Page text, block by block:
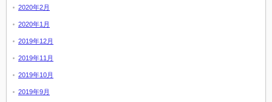
2020年2月
2020年1月
2019年12月
2019年11月
2019年10月
2019年9月